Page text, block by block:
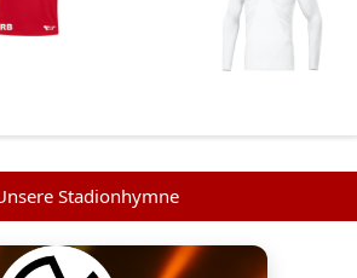
Stadionhymne